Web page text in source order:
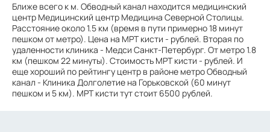
Ближе всего к м. Обводный канал находится медицинский
центр Медицинский центр Медицина Северной Столицы.
Расстояние около 1.5 км (время в пути примерно 18 минут
пешком от метро). Цена на МРТ кисти - рублей. Вторая по
удаленности клиника - Медси Санкт-Петербург. От метро 1.8
км (пешком 22 минуты). Стоимость МРТ кисти - рублей. И
еще хороший по рейтингу центр в районе метро Обводный
канал - Клиника Долголетие на Горьковской (60 минут
пешком и 5 км). МРТ кисти тут стоит 6500 рублей.